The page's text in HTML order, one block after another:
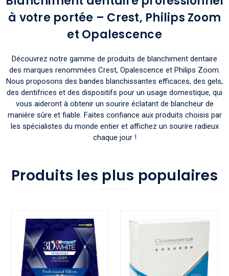
à votre portée – Crest, Philips Zoom
et Opalescence
Découvrez notre gamme de produits de blanchiment dentaire
des marques renommées Crest, Opalescence et Philips Zoom.
Nous proposons des bandes blanchissantes efficaces, des gels,
des dentifrices et des dispositifs pour un usage domestique, qui
vous aideront à obtenir un sourire éclatant de blancheur de
manière sûre et fiable. Faites confiance aux produits choisis par
les spécialistes du monde entier et affichez un sourire radieux
chaque jour !
Produits les plus populaires